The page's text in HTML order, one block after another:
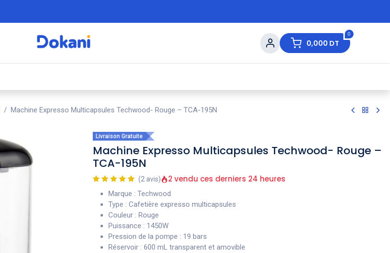
0
0,000 DT
Machine Expresso Multicapsules Techwood- Rouge – TCA-195N
Livraison Gratuite
Machine Expresso Multicapsules Techwood- Rouge –
TCA-195N
(2 avis) 2 vendu ces derniers 24 heures
Marque : Techwood
Type : Cafetière expresso multicapsules
Couleur : Rouge
Puissance : 1450W
Pression de la pompe : 19 bars
Réservoir : 600 mL transparent et amovible